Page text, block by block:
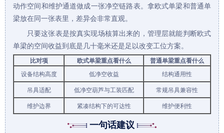
动作空间和维护通道做成一张净空链路表。拿欧式单梁和普通单
梁放在同一张表里，差异会非常直观。
只要这张表是按真实现场核算出来的，管理层就能判断欧式
单梁的空间收益到底是几十毫米还是足以改变工位方案。
比对项 欧式单梁重点看什么 普通单梁重点看什么
设备结构高度 低净空收益
结构通用性
吊具适配
低净空葫芦与工装匹配
常规吊具兼容性
维护边界
紧凑结构下的可达性 维护便利性
一句话建议